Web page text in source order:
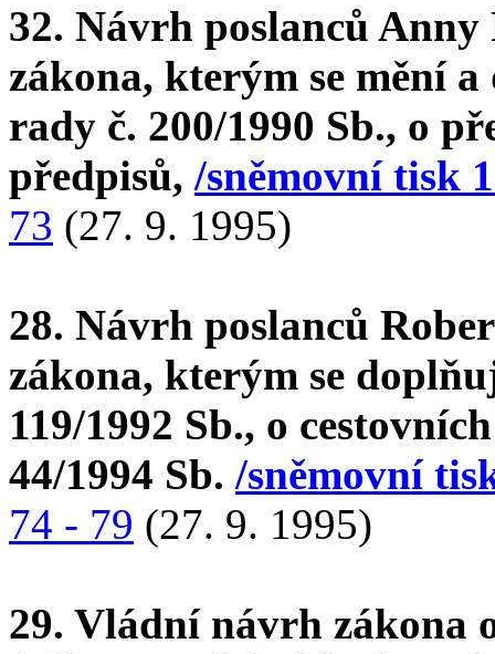
32. Návrh poslanců Anny
zákona, kterým se mění
rady č. 200/1990 Sb., o
předpisů, /sněmovní tisk
73 (27. 9. 1995)
28. Návrh poslanců
zákona, kterým se
119/1992 Sb., o
44/1994 Sb. /sněmovní
74 - 79 (27. 9. 1995)
29. Vládní návrh zákona